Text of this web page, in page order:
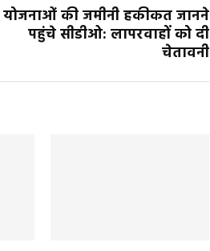
योजनाओं की जमीनी हकीकत जानने
पहुंचे सीडीओ: लापरवाहों को दी
चेतावनी